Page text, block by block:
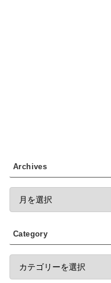
Archives
Category